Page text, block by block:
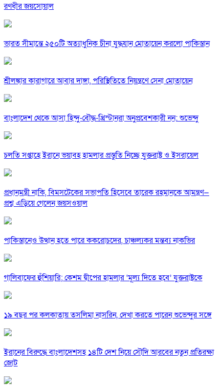
রণধীর জয়সোয়াল
ভারত সীমান্তে ২৫০টি অত্যাধুনিক চীনা যুদ্ধযান মোতায়েন করলো পাকিস্তান
শ্রীলঙ্কার কারাগারে আবার দাঙ্গা, পরিস্থিতিতে নিয়ন্ত্রণে সেনা মোতায়েন
বাংলাদেশ থেকে আসা হিন্দু-বৌদ্ধ-খ্রিস্টানরা অনুপ্রবেশকারী নন: শুভেন্দু
চলতি সপ্তাহে ইরানে ভয়াবহ হামলার প্রস্তুতি নিচ্ছে যুক্তরাষ্ট্র ও ইসরায়েল
প্রধানমন্ত্রী নাকি, বিমসটেকের সভাপতি হিসেবে তারেক রহমানকে আমন্ত্রণ—
প্রশ্ন এড়িয়ে গেলেন জয়সওয়াল
পাকিস্তানেও উত্থান হতে পারে ককরোচদের, চাঞ্চল্যকর মন্তব্য নাকভির
গালিবাফের হুঁশিয়ারি; কেশম দ্বীপের হামলার ‘মূল্য দিতে হবে’ যুক্তরাষ্ট্রকে
১৯ বছর পর কলকাতায় তসলিমা নাসরিন, দেখা করতে পারেন শুভেন্দুর সঙ্গে
ইরানের বিরুদ্ধে বাংলাদেশসহ ১৪টি দেশ নিয়ে সৌদি আরবের নতুন প্রতিরক্ষা
জোট